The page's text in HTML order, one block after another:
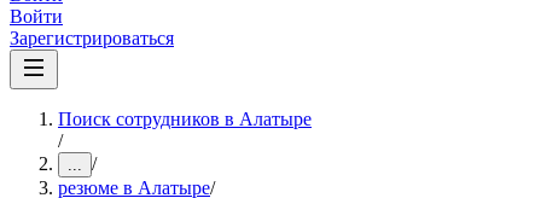
Войти
Зарегистрироваться
Поиск сотрудников в Алатыре
/
... /
резюме в Алатыре/